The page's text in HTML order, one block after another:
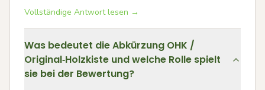
Vollständige Antwort lesen →
Was bedeutet die Abkürzung OHK /
Original‑Holzkiste und welche Rolle spielt
sie bei der Bewertung?